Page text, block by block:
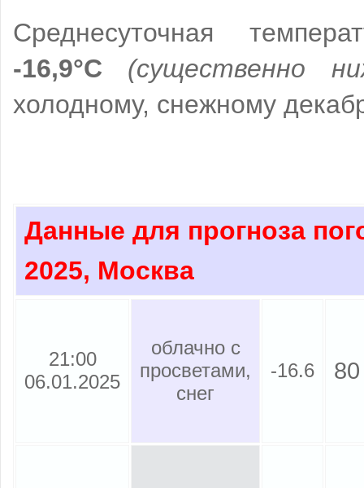
Среднесуточная
-16,9°C
(существенно
холодному, снежному
Данные для прогноза
2025, Москва
21:00
06.01.2025
облачно с
просветами,
снег
-16.6 80